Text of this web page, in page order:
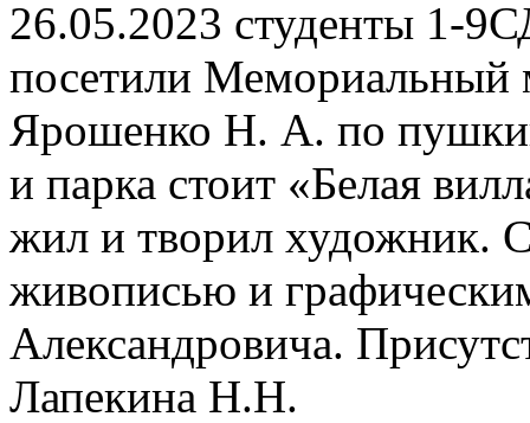
26.05.2023 студенты 1-
посетили Мемориальный
Ярошенко Н. А. по
и парка стоит «Белая
жил и творил художник.
живописью и
Александровича.
Лапекина Н.Н.